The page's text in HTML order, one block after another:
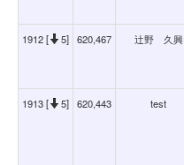
1912 [ 5] 620,467 辻野 久興
1913 [ 5] 620,443 test